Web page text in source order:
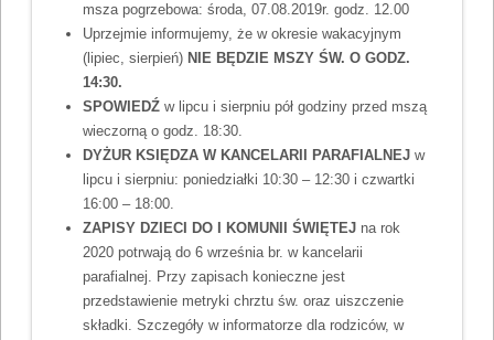
msza pogrzebowa: środa, 07.08.2019r. godz. 12.00
Uprzejmie informujemy, że w okresie wakacyjnym
(lipiec, sierpień) NIE BĘDZIE MSZY ŚW. O GODZ.
14:30.
SPOWIEDŹ w lipcu i sierpniu pół godziny przed mszą
wieczorną o godz. 18:30.
DYŻUR KSIĘDZA W KANCELARII PARAFIALNEJw
lipcu i sierpniu: poniedziałki 10:30 – 12:30 i czwartki
16:00 – 18:00.
ZAPISY DZIECI DO I KOMUNII ŚWIĘTEJ na rok
2020 potrwają do 6 września br. w kancelarii
parafialnej. Przy zapisach konieczne jest
przedstawienie metryki chrztu św. oraz uiszczenie
składki. Szczegóły w informatorze dla rodziców, w